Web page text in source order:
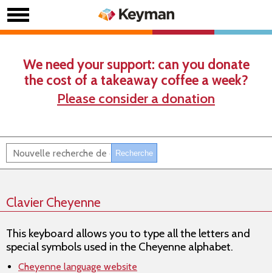
We need your support: can you donate
the cost of a takeaway coffee a week?
Please consider a donation
Clavier Cheyenne
This keyboard allows you to type all the letters and
special symbols used in the Cheyenne alphabet.
Cheyenne language website